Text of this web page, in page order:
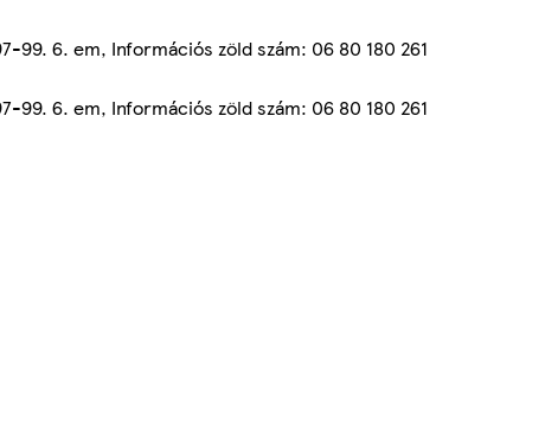
99. 6. em, Információs zöld szám: 06 80 180 261
99. 6. em, Információs zöld szám: 06 80 180 261